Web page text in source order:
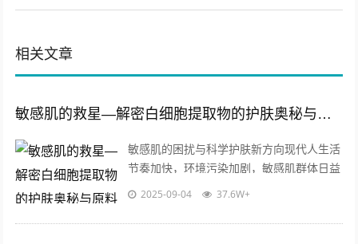
相关文章
敏感肌的救星—解密白细胞提取物的护肤奥秘与原料优势
敏感肌的困扰与科学护肤新方向现代人生活
节奏加快，环境污染加剧，敏感肌群体日益
庞大，泛红、刺痛、干燥、屏障受损等问题
2025-09-04 37.6W+